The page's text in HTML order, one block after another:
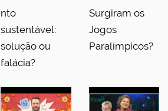
nto
sustentável:
solução ou
falácia?
Surgiram os
Jogos
Paralímpicos?